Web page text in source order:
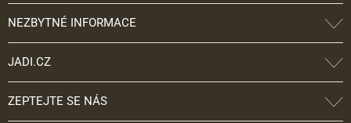
NEZBYTNÉ INFORMACE
JADI.CZ
ZEPTEJTE SE NÁS